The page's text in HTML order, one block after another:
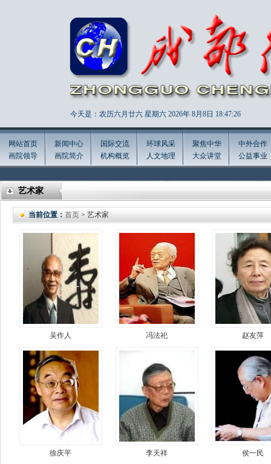
今天是：农历六月廿六 星期六 2026年 8月8日 18:47:27
网站首页
画院领导
新闻中心
画院简介
国际交流
机构概览
环球风采
人文地理
聚焦中华
大众讲堂
中外合作
公益事业
艺术家
当前位置： 首页 > 艺术家
吴作人 冯法祀 赵友萍
徐庆平 李天祥 侯一民